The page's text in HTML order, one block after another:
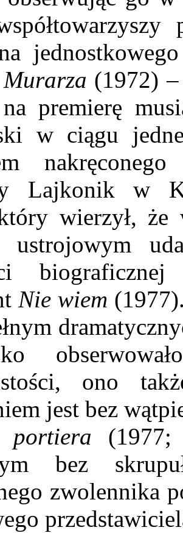
Murarza (1972)
premierę
w ciągu
Lajkonik w
wierzył, że
ustrojowym
Nie wiem
ono
jest bez
portiera
bez
zwolennika